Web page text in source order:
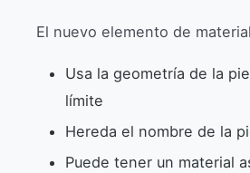
El nuevo elemento de
Usa la geometría de la
límite
Hereda el nombre de la
Puede tener un material